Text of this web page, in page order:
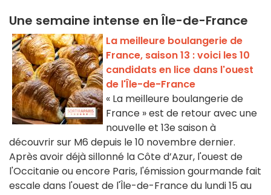
Une semaine intense en Île-de-France
La meilleure boulangerie de
France, saison 13 : voici les 10
candidats en lice dans l'ouest
de l'Île-de-France
« La meilleure boulangerie de
France » est de retour avec une
nouvelle et 13e saison à
découvrir sur M6 depuis le 10 novembre dernier.
Après avoir déjà sillonné la Côte d’Azur, l'ouest de
l'Occitanie ou encore Paris, l'émission gourmande fait
escale dans l'ouest de l'Île-de-France du lundi 15 au